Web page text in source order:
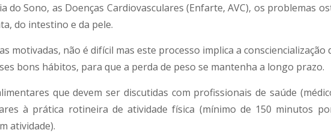
do Sono, as Doenças Cardiovasculares (Enfarte, AVC), os problemas
do intestino e da pele.
motivadas, não é difícil mas este processo implica a
bons hábitos, para que a perda de peso se mantenha a longo prazo.
que devem ser discutidas com profissionais de saúde
à prática rotineira de atividade física (mínimo de 150 minutos
atividade).